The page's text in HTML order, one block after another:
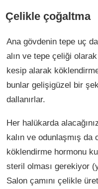
Çelikle çoğaltma
Ana gövdenin tepe uç
alın ve tepe çeliği
kesip alarak
bunlar gelişigüzel bir
dallanırlar.
Her halükarda
kalın ve odunlaşmış
köklendirme hormonu
steril olması gerekiyor
Salon çamını çelikle